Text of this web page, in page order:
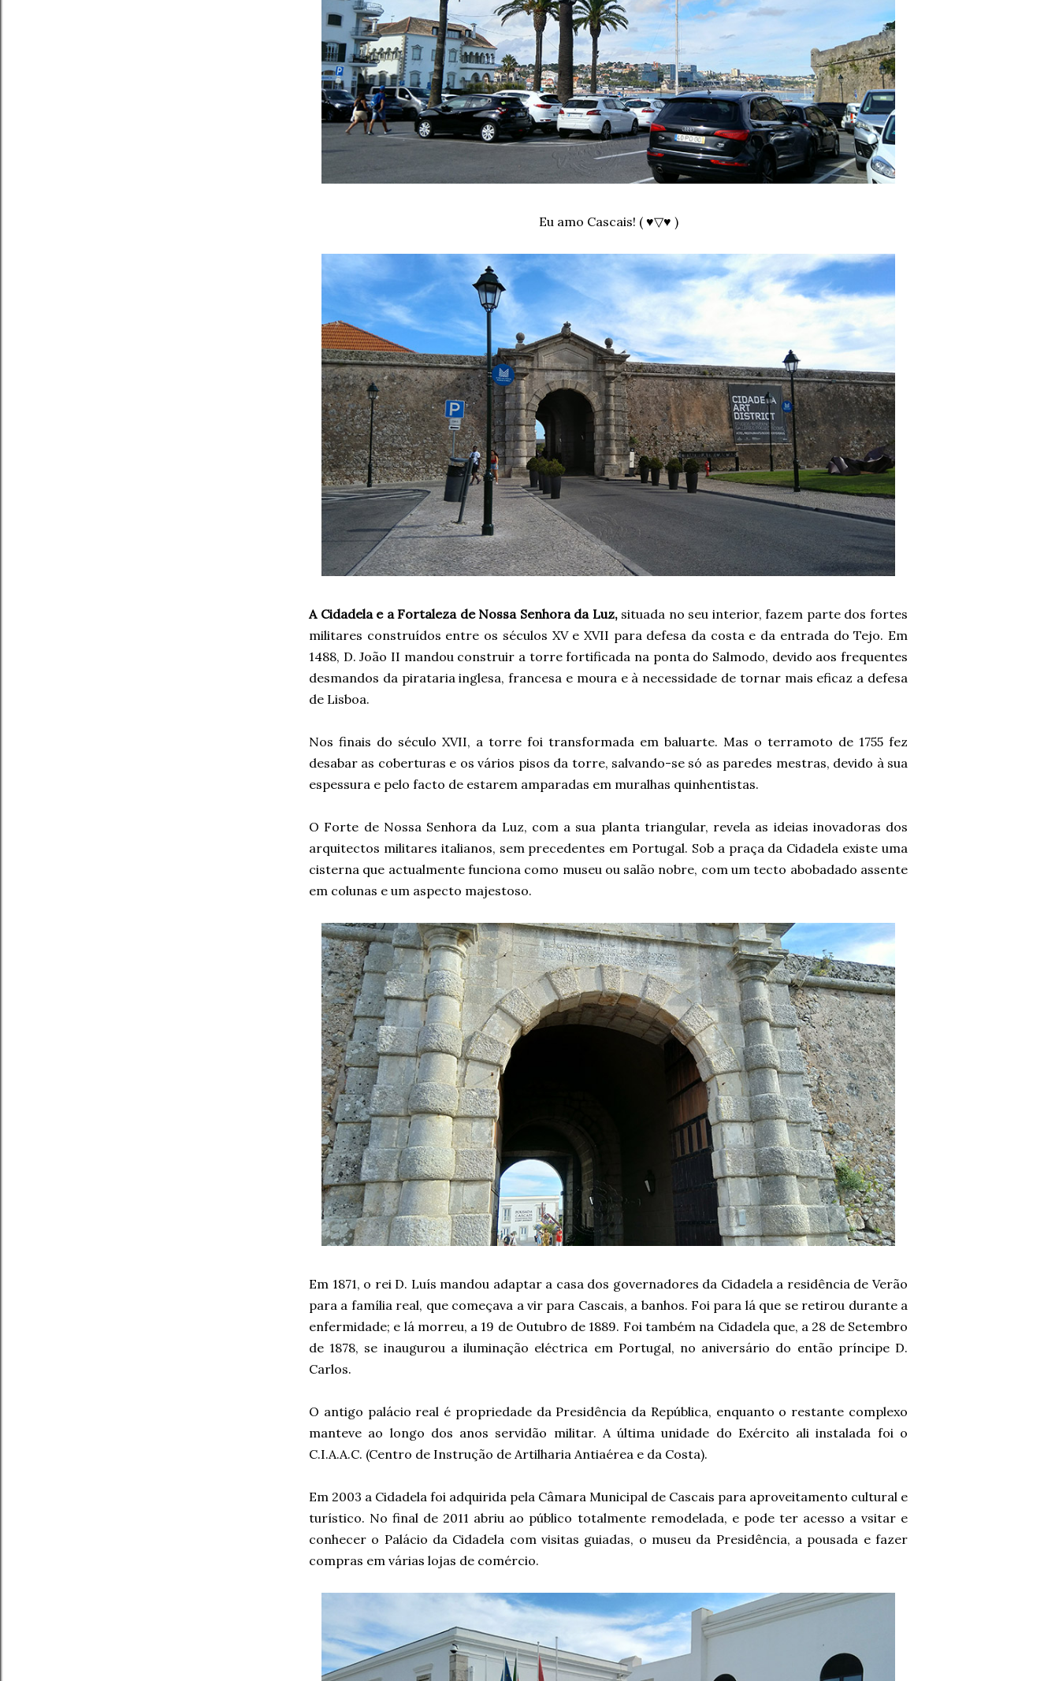
Eu amo Cascais! ( ♥▽♥ )
A Cidadela e a Fortaleza de Nossa Senhora da Luz,situada no seu interior, fazem parte dos fortes
militares construídos entre os séculos XV e XVII para defesa da costa e da entrada do Tejo. Em
1488, D. João II mandou construir a torre fortificada na ponta do Salmodo, devido aos frequentes
desmandos da pirataria inglesa, francesa e moura e à necessidade de tornar mais eficaz a defesa
de Lisboa.
Nos finais do século XVII, a torre foi transformada em baluarte. Mas o terramoto de 1755 fez
desabar as coberturas e os vários pisos da torre, salvando-se só as paredes mestras, devido à sua
espessura e pelo facto de estarem amparadas em muralhas quinhentistas.
O Forte de Nossa Senhora da Luz, com a sua planta triangular, revela as ideias inovadoras dos
arquitectos militares italianos, sem precedentes em Portugal. Sob a praça da Cidadela existe uma
cisterna que actualmente funciona como museu ou salão nobre, com um tecto abobadado assente
em colunas e um aspecto majestoso.
Em 1871, o rei D. Luís mandou adaptar a casa dos governadores da Cidadela a residência de Verão
para a família real, que começava a vir para Cascais, a banhos. Foi para lá que se retirou durante a
enfermidade; e lá morreu, a 19 de Outubro de 1889. Foi também na Cidadela que, a 28 de Setembro
de 1878, se inaugurou a iluminação eléctrica em Portugal, no aniversário do então príncipe D.
Carlos.
O antigo palácio real é propriedade da Presidência da República, enquanto o restante complexo
manteve ao longo dos anos servidão militar. A última unidade do Exército ali instalada foi o
C.I.A.A.C. (Centro de Instrução de Artilharia Antiaérea e da Costa).
Em 2003 a Cidadela foi adquirida pela Câmara Municipal de Cascais para aproveitamento cultural e
turístico. No final de 2011 abriu ao público totalmente remodelada, e pode ter acesso a vsitar e
conhecer o Palácio da Cidadela com visitas guiadas, o museu da Presidência, a pousada e fazer
compras em várias lojas de comércio.